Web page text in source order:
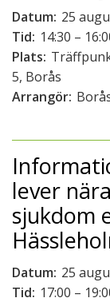
Datum: 25
Tid: 14:30 –
Plats:
5, Borås
Arrangör:
lever
sjukdom
Datum: 25
Tid: 17:00 –